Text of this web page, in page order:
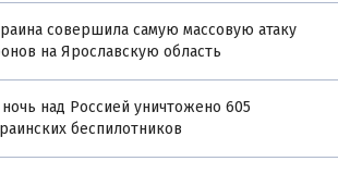
совершила самую массовую атаку
на Ярославскую область
ночь над Россией уничтожено 605
беспилотников